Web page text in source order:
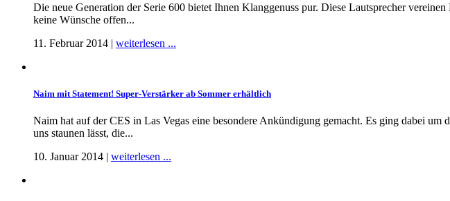
Die neue Generation der Serie 600 bietet Ihnen Klanggenuss pur. Diese Lautsprecher
keine Wünsche offen...
11. Februar 2014 | weiterlesen ...
Naim mit Statement! Super-Verstärker ab Sommer erhältlich
Naim hat auf der CES in Las Vegas eine besondere Ankündigung gemacht. Es ging dabei
uns staunen lässt, die...
10. Januar 2014 | weiterlesen ...